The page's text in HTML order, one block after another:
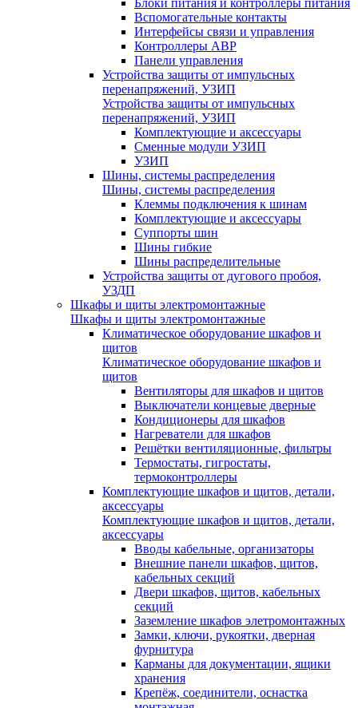
Блоки питания и контроллеры питания
Вспомогательные контакты
Интерфейсы связи и управления
Контроллеры АВР
Панели управления
Устройства защиты от импульсных
перенапряжений, УЗИП
Устройства защиты от импульсных
перенапряжений, УЗИП
Комплектующие и аксессуары
Сменные модули УЗИП
УЗИП
Шины, системы распределения
Шины, системы распределения
Клеммы подключения к шинам
Комплектующие и аксессуары
Суппорты шин
Шины гибкие
Шины распределительные
Устройства защиты от дугового пробоя,
УЗДП
Шкафы и щиты электромонтажные
Шкафы и щиты электромонтажные
Климатическое оборудование шкафов и
щитов
Климатическое оборудование шкафов и
щитов
Вентиляторы для шкафов и щитов
Выключатели концевые дверные
Кондиционеры для шкафов
Нагреватели для шкафов
Решётки вентиляционные, фильтры
Термостаты, гигростаты,
термоконтроллеры
Комплектующие шкафов и щитов, детали,
аксессуары
Комплектующие шкафов и щитов, детали,
аксессуары
Вводы кабельные, организаторы
Внешние панели шкафов, щитов,
кабельных секций
Двери шкафов, щитов, кабельных
секций
Заземление шкафов элетромонтажных
Замки, ключи, рукоятки, дверная
фурнитура
Карманы для документации, ящики
хранения
Крепёж, соединители, оснастка